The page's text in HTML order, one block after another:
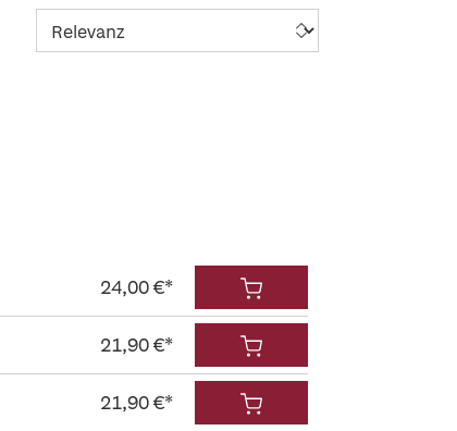
24,00 €*
21,90 €*
21,90 €*